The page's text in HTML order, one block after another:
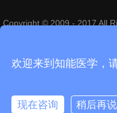
Copyright © 2009 - 2017 All
欢迎来到知能医学，
现在咨询
稍后再说